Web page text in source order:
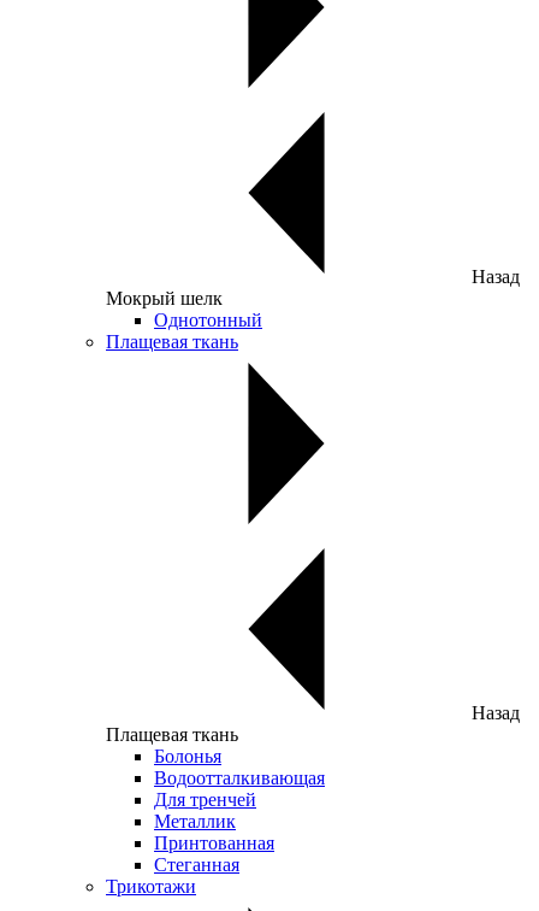
Назад
Мокрый шелк
Однотонный
Плащевая ткань
Назад
Плащевая ткань
Болонья
Водоотталкивающая
Для тренчей
Металлик
Принтованная
Стеганная
Трикотажи